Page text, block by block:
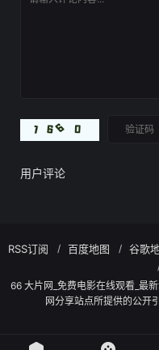
用户评论
RSS订阅 百度地图 谷歌
66 大片网_免费电影在线观看_最
网分享站点所提供的公开